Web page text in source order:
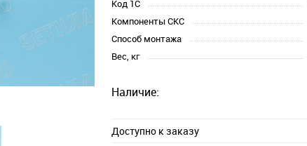
Код 1С
Компоненты СКС
Способ монтажа
Вес, кг
Наличие:
Доступно к заказу